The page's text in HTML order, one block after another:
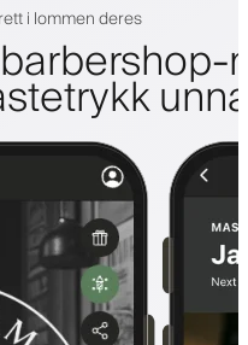
i lommen deres